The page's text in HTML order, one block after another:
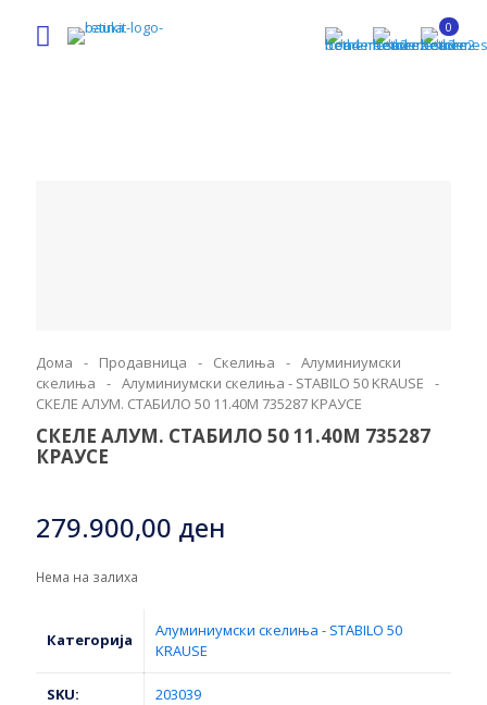
0
Дома - Продавница - Скелиња - Алуминиумски
скелиња
- Алуминиумски скелиња - STABILO 50 KRAUSE
-
СКЕЛЕ АЛУМ. СТАБИЛО 50 11.40М 735287 КРАУСЕ
СКЕЛЕ АЛУМ. СТАБИЛО 50 11.40М 735287
КРАУСЕ
279.900,00 ден
Нема на залиха
Категорија
Алуминиумски скелиња - STABILO 50
KRAUSE
SKU: 203039